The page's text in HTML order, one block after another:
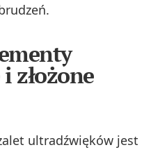
złożone
ultradźwięków jest